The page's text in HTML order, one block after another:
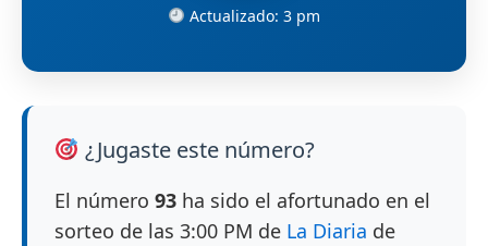
Actualizado: 3 pm
¿Jugaste este número?
El número 93 ha sido el afortunado en el
sorteo de las 3:00 PM de La Diaria de